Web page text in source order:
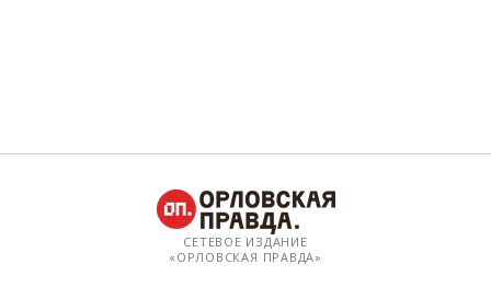
СЕТЕВОЕ ИЗДАНИЕ
«ОРЛОВСКАЯ ПРАВДА»